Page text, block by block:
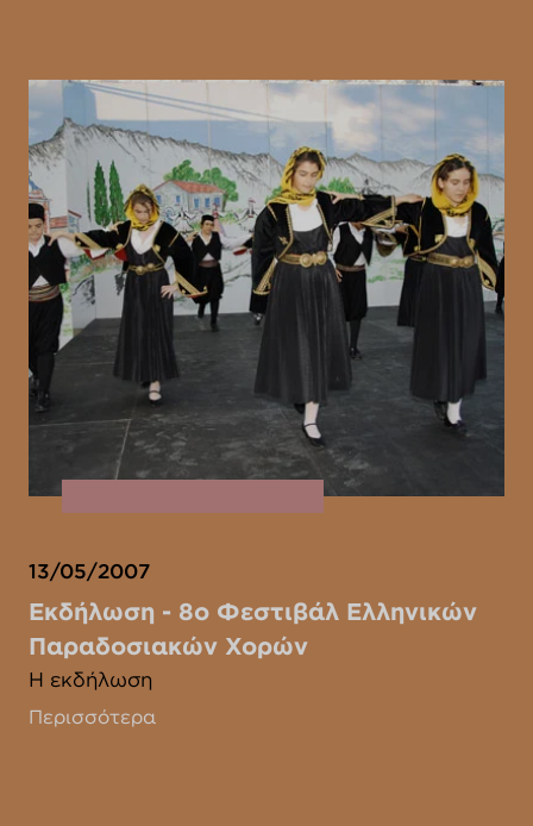
13/05/2007
Εκδήλωση - 8ο Φεστιβάλ Ελληνικών
Παραδοσιακών Χορών
Η εκδήλωση
Περισσότερα